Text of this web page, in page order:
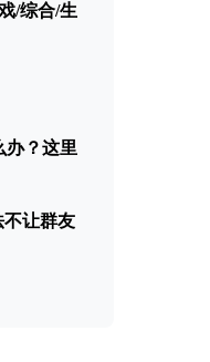
/综合/生
办？这里
不让群友